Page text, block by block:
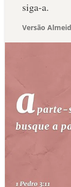
siga-a.
Versão